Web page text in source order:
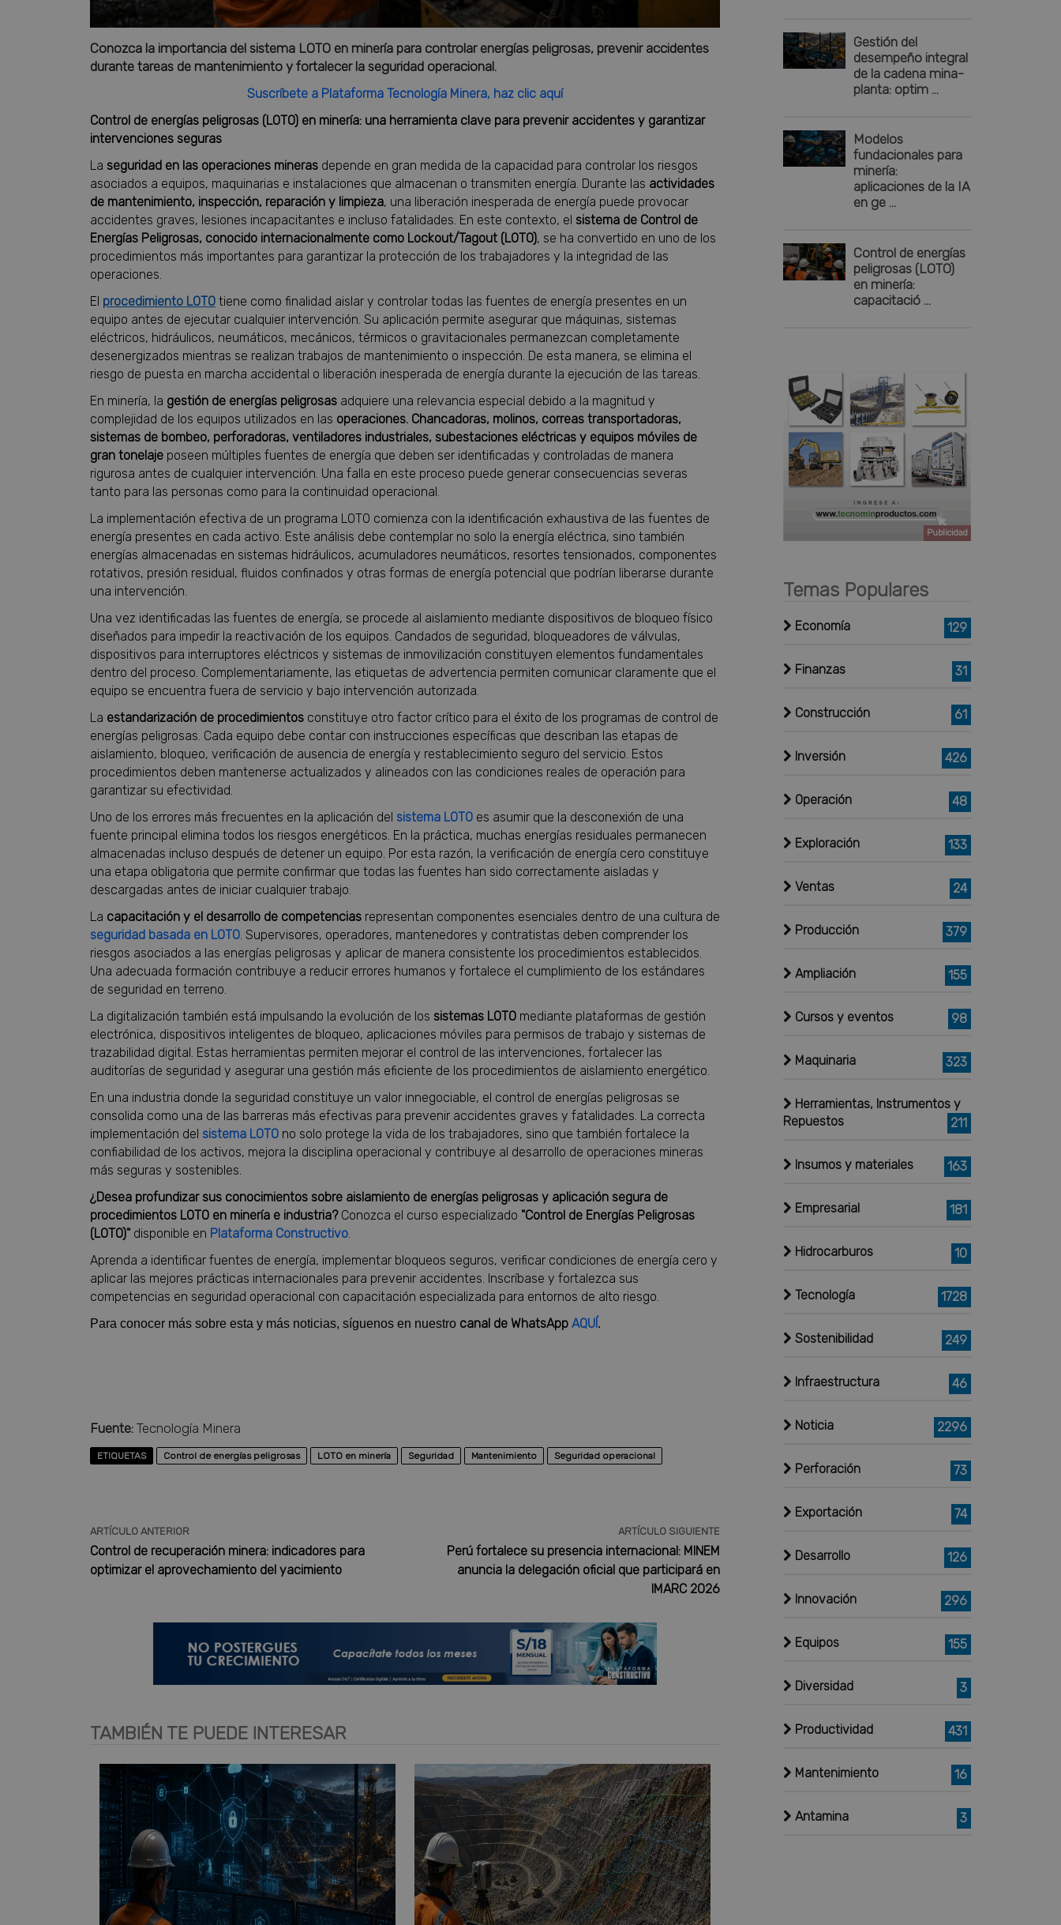
Conozca la importancia del sistema LOTO en minería para controlar energías peligrosas, prevenir accidentes
durante tareas de mantenimiento y fortalecer la seguridad operacional.
Suscríbete a Plataforma Tecnología Minera, haz clic aquí
Control de energías peligrosas (LOTO) en minería: una herramienta clave para prevenir accidentes y garantizar
intervenciones seguras
La seguridad en las operaciones mineras depende en gran medida de la capacidad para controlar los riesgos
asociados a equipos, maquinarias e instalaciones que almacenan o transmiten energía. Durante las actividades
de mantenimiento, inspección, reparación y limpieza, una liberación inesperada de energía puede provocar
accidentes graves, lesiones incapacitantes e incluso fatalidades. En este contexto, el sistema de Control de
Energías Peligrosas, conocido internacionalmente como Lockout/Tagout (LOTO), se ha convertido en uno de los
procedimientos más importantes para garantizar la protección de los trabajadores y la integridad de las
operaciones.
El procedimiento LOTO tiene como finalidad aislar y controlar todas las fuentes de energía presentes en un
equipo antes de ejecutar cualquier intervención. Su aplicación permite asegurar que máquinas, sistemas
eléctricos, hidráulicos, neumáticos, mecánicos, térmicos o gravitacionales permanezcan completamente
desenergizados mientras se realizan trabajos de mantenimiento o inspección. De esta manera, se elimina el
riesgo de puesta en marcha accidental o liberación inesperada de energía durante la ejecución de las tareas.
En minería, la gestión de energías peligrosas adquiere una relevancia especial debido a la magnitud y
complejidad de los equipos utilizados en las operaciones. Chancadoras, molinos, correas transportadoras,
sistemas de bombeo, perforadoras, ventiladores industriales, subestaciones eléctricas y equipos móviles de
gran tonelaje poseen múltiples fuentes de energía que deben ser identificadas y controladas de manera
rigurosa antes de cualquier intervención. Una falla en este proceso puede generar consecuencias severas
tanto para las personas como para la continuidad operacional.
La implementación efectiva de un programa LOTO comienza con la identificación exhaustiva de las fuentes de
energía presentes en cada activo. Este análisis debe contemplar no solo la energía eléctrica, sino también
energías almacenadas en sistemas hidráulicos, acumuladores neumáticos, resortes tensionados, componentes
rotativos, presión residual, fluidos confinados y otras formas de energía potencial que podrían liberarse durante
una intervención.
Una vez identificadas las fuentes de energía, se procede al aislamiento mediante dispositivos de bloqueo físico
diseñados para impedir la reactivación de los equipos. Candados de seguridad, bloqueadores de válvulas,
dispositivos para interruptores eléctricos y sistemas de inmovilización constituyen elementos fundamentales
dentro del proceso. Complementariamente, las etiquetas de advertencia permiten comunicar claramente que el
equipo se encuentra fuera de servicio y bajo intervención autorizada.
La estandarización de procedimientos constituye otro factor crítico para el éxito de los programas de control de
energías peligrosas. Cada equipo debe contar con instrucciones específicas que describan las etapas de
aislamiento, bloqueo, verificación de ausencia de energía y restablecimiento seguro del servicio. Estos
procedimientos deben mantenerse actualizados y alineados con las condiciones reales de operación para
garantizar su efectividad.
Uno de los errores más frecuentes en la aplicación del sistema LOTO es asumir que la desconexión de una
fuente principal elimina todos los riesgos energéticos. En la práctica, muchas energías residuales permanecen
almacenadas incluso después de detener un equipo. Por esta razón, la verificación de energía cero constituye
una etapa obligatoria que permite confirmar que todas las fuentes han sido correctamente aisladas y
descargadas antes de iniciar cualquier trabajo.
La capacitación y el desarrollo de competencias representan componentes esenciales dentro de una cultura de
seguridad basada en LOTO. Supervisores, operadores, mantenedores y contratistas deben comprender los
riesgos asociados a las energías peligrosas y aplicar de manera consistente los procedimientos establecidos.
Una adecuada formación contribuye a reducir errores humanos y fortalece el cumplimiento de los estándares
de seguridad en terreno.
La digitalización también está impulsando la evolución de los sistemas LOTO mediante plataformas de gestión
electrónica, dispositivos inteligentes de bloqueo, aplicaciones móviles para permisos de trabajo y sistemas de
trazabilidad digital. Estas herramientas permiten mejorar el control de las intervenciones, fortalecer las
auditorías de seguridad y asegurar una gestión más eficiente de los procedimientos de aislamiento energético.
En una industria donde la seguridad constituye un valor innegociable, el control de energías peligrosas se
consolida como una de las barreras más efectivas para prevenir accidentes graves y fatalidades. La correcta
implementación del sistema LOTO no solo protege la vida de los trabajadores, sino que también fortalece la
confiabilidad de los activos, mejora la disciplina operacional y contribuye al desarrollo de operaciones mineras
más seguras y sostenibles.
¿Desea profundizar sus conocimientos sobre aislamiento de energías peligrosas y aplicación segura de
procedimientos LOTO en minería e industria? Conozca el curso especializado "Control de Energías Peligrosas
(LOTO)" disponible en Plataforma Constructivo.
Aprenda a identificar fuentes de energía, implementar bloqueos seguros, verificar condiciones de energía cero y
aplicar las mejores prácticas internacionales para prevenir accidentes. Inscríbase y fortalezca sus
competencias en seguridad operacional con capacitación especializada para entornos de alto riesgo.
Para conocer más sobre esta y más noticias, síguenos en nuestro canal de WhatsApp AQUÍ .
Fuente: Tecnología Minera
ETIQUETAS Control de energías peligrosas LOTO en minería Seguridad Mantenimiento Seguridad operacional
ARTÍCULO ANTERIOR
Control de recuperación minera: indicadores para
optimizar el aprovechamiento del yacimiento
ARTÍCULO SIGUIENTE
Perú fortalece su presencia internacional: MINEM
anuncia la delegación oficial que participará en
IMARC 2026
TAMBIÉN TE PUEDE INTERESAR
Gestión del
desempeño integral
de la cadena mina-
planta: optim ...
Modelos
fundacionales para
minería:
aplicaciones de la IA
en ge ...
Control de energías
peligrosas (LOTO)
en minería:
capacitació ...
Publicidad
Temas Populares
Economía 129
Finanzas 31
Construcción 61
Inversión 426
Operación 48
Exploración 133
Ventas 24
Producción 379
Ampliación 155
Cursos y eventos 98
Maquinaria 323
Herramientas, Instrumentos y
Repuestos
211
Insumos y materiales 163
Empresarial 181
Hidrocarburos 10
Tecnología 1728
Sostenibilidad 249
Infraestructura 46
Noticia 2296
Perforación 73
Exportación 74
Desarrollo 126
Innovación 296
Equipos 155
Diversidad 3
Productividad 431
Mantenimiento 16
Antamina 3